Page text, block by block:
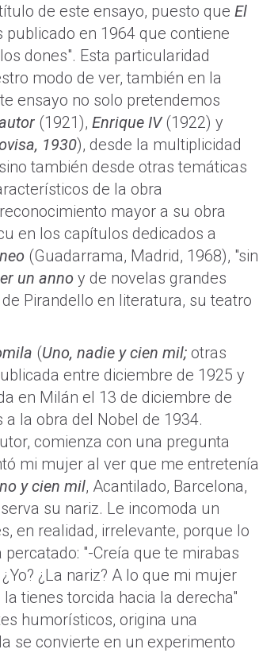
de este ensayo, puesto que El
en 1964 que contiene
dones". Esta particularidad
modo de ver, también en la
ensayo no solo pretendemos
(1921), Enrique IV(1922) y
1930), desde la multiplicidad
también desde otras temáticas
de la obra
mayor a su obra
en los capítulos dedicados a
(Guadarrama, Madrid, 1968), "sin
un anno y de novelas grandes
Pirandello en literatura, su teatro
(Uno, nadie y cien mil; otras
entre diciembre de 1925 y
en Milán el 13 de diciembre de
la obra del Nobel de 1934.
comienza con una pregunta
mi mujer al ver que me entretenía
y cien mil, Acantilado, Barcelona,
su nariz. Le incomoda un
en realidad, irrelevante, porque lo
"-Creía que te mirabas
¿La nariz? A lo que mi mujer
tienes torcida hacia la derecha"
humorísticos, origina una
se convierte en un experimento